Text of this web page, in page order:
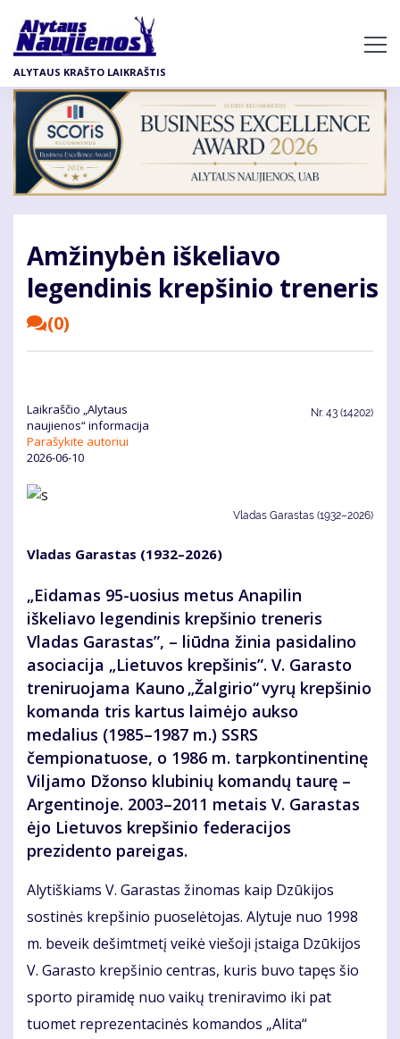
pagrindinį
turinį
ALYTAUS KRAŠTO LAIKRAŠTIS
Amžinybėn iškeliavo
legendinis krepšinio treneris
(0)
Laikraščio „Alytaus
naujienos“ informacija
Parašykite autoriui
2026-06-10
Nr. 43 (14202)
Vladas Garastas (1932–2026)
Vladas Garastas (1932–2026)
„Eidamas 95-uosius metus Anapilin
iškeliavo legendinis krepšinio treneris
Vladas Garastas”, – liūdna žinia pasidalino
asociacija „Lietuvos krepšinis”. V. Garasto
treniruojama Kauno „Žalgirio“ vyrų krepšinio
komanda tris kartus laimėjo aukso
medalius (1985–1987 m.) SSRS
čempionatuose, o 1986 m. tarpkontinentinę
Viljamo Džonso klubinių komandų taurę –
Argentinoje. 2003–2011 metais V. Garastas
ėjo Lietuvos krepšinio federacijos
prezidento pareigas.
Alytiškiams V. Garastas žinomas kaip Dzūkijos
sostinės krepšinio puoselėtojas. Alytuje nuo 1998
m. beveik dešimtmetį veikė viešoji įstaiga Dzūkijos
V. Garasto krepšinio centras, kuris buvo tapęs šio
sporto piramidę nuo vaikų treniravimo iki pat
tuomet reprezentacinės komandos „Alita“